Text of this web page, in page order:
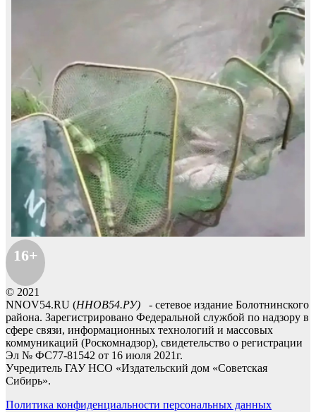
16+
© 2021
NNOV54.RU (ННОВ54.РУ) - сетевое издание Болотнинского
района. Зарегистрировано Федеральной службой по надзору в
сфере связи, информационных технологий и массовых
коммуникаций (Роскомнадзор), свидетельство о регистрации
Эл № ФС77-81542 от 16 июля 2021г.
Учредитель ГАУ НСО «Издательский дом «Советская
Сибирь».
Политика конфиденциальности персональных данных